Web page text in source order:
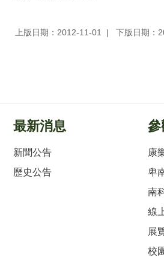
上版日期：2012-11-01 下版日期：
最新消息
新聞公告
歷史公告
參
康
卑
南
線
展
校